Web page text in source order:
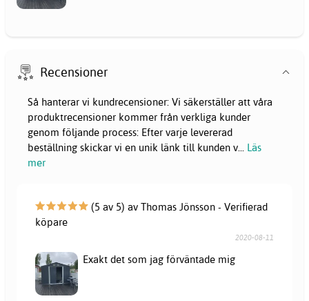
Recensioner
Så hanterar vi kundrecensioner: Vi säkerställer att våra
produktrecensioner kommer från verkliga kunder
genom följande process: Efter varje levererad
beställning skickar vi en unik länk till kunden v... Läs
mer
(5 av 5) av Thomas Jönsson - Verifierad
köpare
2020-08-11
Exakt det som jag förväntade mig